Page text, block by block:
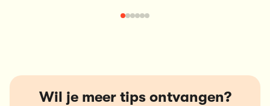
Wil je meer tips ontvangen?